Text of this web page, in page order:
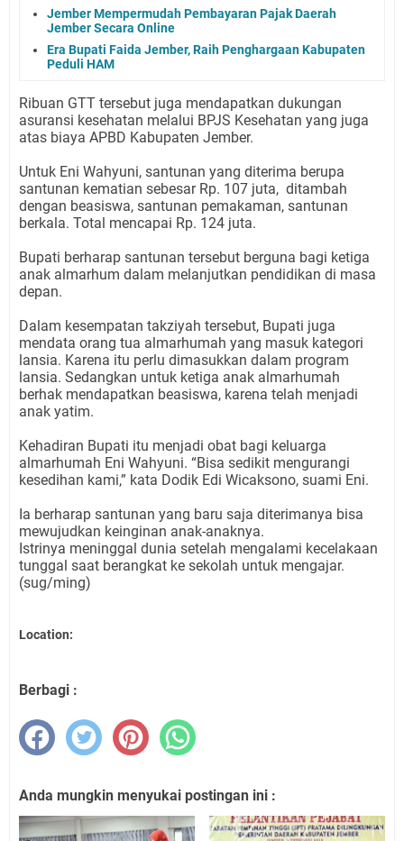
Jember Mempermudah Pembayaran Pajak Daerah
Jember Secara Online
Era Bupati Faida Jember, Raih Penghargaan Kabupaten
Peduli HAM
Ribuan GTT tersebut juga mendapatkan dukungan
asuransi kesehatan melalui BPJS Kesehatan yang juga
atas biaya APBD Kabupaten Jember.
Untuk Eni Wahyuni, santunan yang diterima berupa
santunan kematian sebesar Rp. 107 juta, ditambah
dengan beasiswa, santunan pemakaman, santunan
berkala. Total mencapai Rp. 124 juta.
Bupati berharap santunan tersebut berguna bagi ketiga
anak almarhum dalam melanjutkan pendidikan di masa
depan.
Dalam kesempatan takziyah tersebut, Bupati juga
mendata orang tua almarhumah yang masuk kategori
lansia. Karena itu perlu dimasukkan dalam program
lansia. Sedangkan untuk ketiga anak almarhumah
berhak mendapatkan beasiswa, karena telah menjadi
anak yatim.
Kehadiran Bupati itu menjadi obat bagi keluarga
almarhumah Eni Wahyuni. “Bisa sedikit mengurangi
kesedihan kami,” kata Dodik Edi Wicaksono, suami Eni.
Ia berharap santunan yang baru saja diterimanya bisa
mewujudkan keinginan anak-anaknya.
Istrinya meninggal dunia setelah mengalami kecelakaan
tunggal saat berangkat ke sekolah untuk mengajar.
(sug/ming)
Location:
Berbagi :
Anda mungkin menyukai postingan ini :